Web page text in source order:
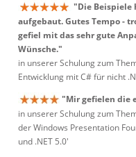
"Die Beispiele
aufgebaut. Gutes Tempo -
gefiel mit das sehr gute
Wünsche."
in unserer Schulung zum
Entwicklung mit C# für nicht
"Mir gefielen die
in unserer Schulung zum
der Windows Presentation
und .NET 5.0'